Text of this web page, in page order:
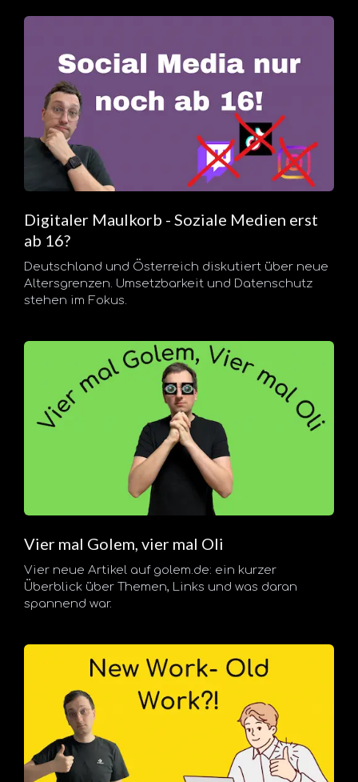
Digitaler Maulkorb - Soziale Medien erst
ab 16?
Deutschland und Österreich diskutiert über neue
Altersgrenzen. Umsetzbarkeit und Datenschutz
stehen im Fokus.
Vier mal Golem, vier mal Oli
Vier neue Artikel auf golem.de: ein kurzer
Überblick über Themen, Links und was daran
spannend war.